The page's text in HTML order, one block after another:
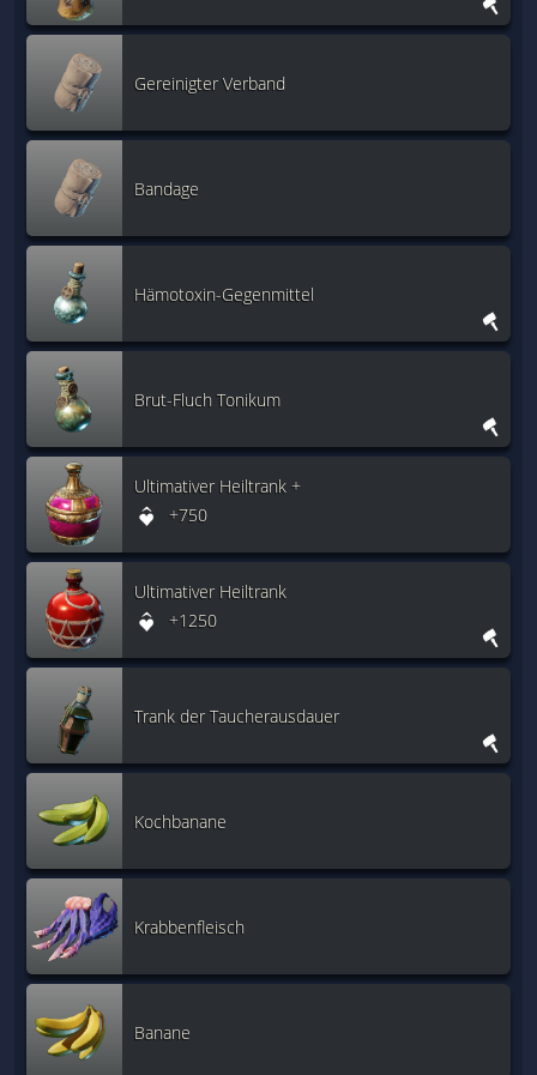
Gereinigter Verband
Bandage
Hämotoxin-Gegenmittel
Brut-Fluch Tonikum
Ultimativer Heiltrank +
+750
Ultimativer Heiltrank
+1250
Trank der Taucherausdauer
Kochbanane
Krabbenfleisch
Banane